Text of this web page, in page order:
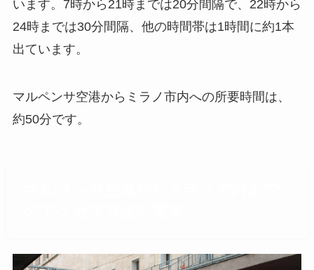
います。7時から21時までは20分間隔で、22時から
24時までは30分間隔、他の時間帯は1時間に約1本
出ています。
マルペンサ空港からミラノ市内への所要時間は、
約50分です。